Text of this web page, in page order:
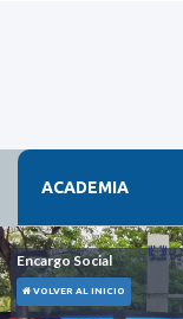
ACADEMIA
Encargo Social
VOLVER AL INICIO